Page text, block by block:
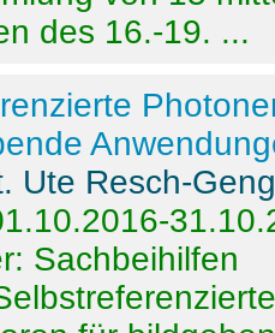
des 16.-19. ...
Ute Resch-
Sachbeihilfen